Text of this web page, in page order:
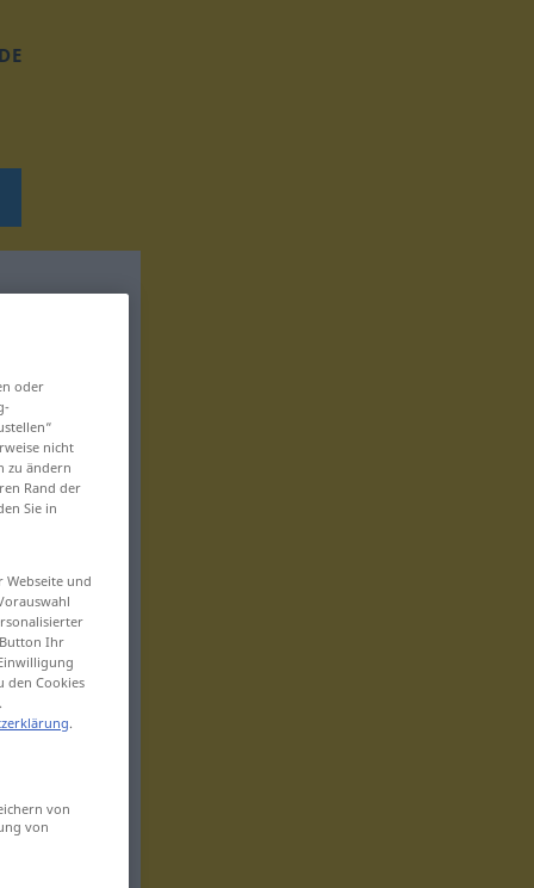
DE
oder
nicht
zu ändern
Rand der
Sie in
und
Ihr
den Cookies
.
von
von